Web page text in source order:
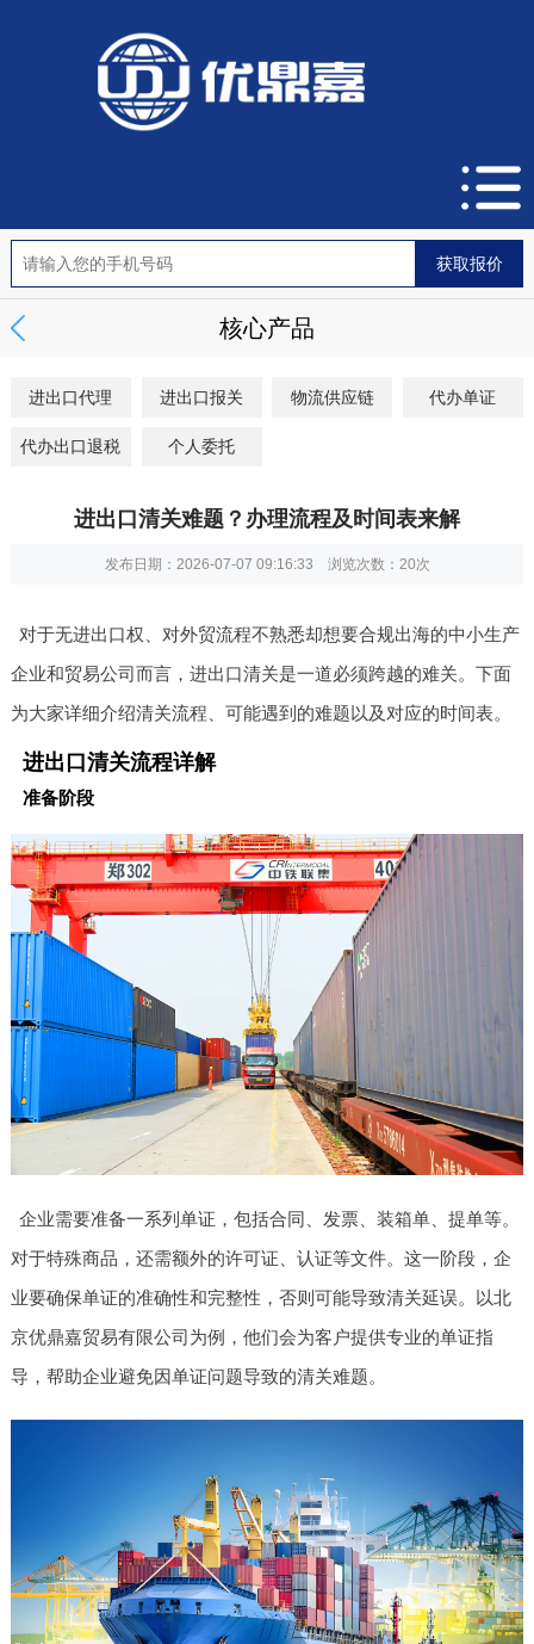
核心产品
进出口代理 进出口报关 物流供应链 代办单证
代办出口退税 个人委托
进出口清关难题？办理流程及时间表来解
发布日期：2026-07-07 09:16:33 浏览次数： 20次
对于无进出口权、对外贸流程不熟悉却想要合规出海的中小生产
企业和贸易公司而言，进出口清关是一道必须跨越的难关。下面
为大家详细介绍清关流程、可能遇到的难题以及对应的时间表。
进出口清关流程详解
准备阶段
企业需要准备一系列单证，包括合同、发票、装箱单、提单等。
对于特殊商品，还需额外的许可证、认证等文件。这一阶段，企
业要确保单证的准确性和完整性，否则可能导致清关延误。以北
京优鼎嘉贸易有限公司为例，他们会为客户提供专业的单证指
导，帮助企业避免因单证问题导致的清关难题。